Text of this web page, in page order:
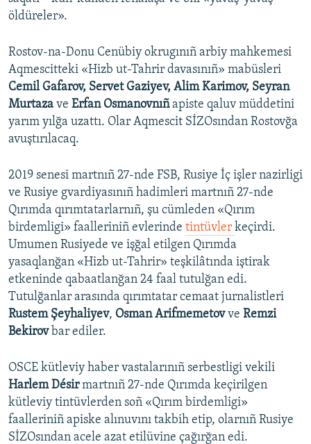
öldüreler».
Rostov-na-Donu Cenübiy okrugınıñ arbiy mahkemesi
Aqmescitteki «Hizb ut-Tahrir davasınıñ» mabüsleri
Cemil Gafarov, Servet Gaziyev, Alim Karimov, Seyran
Murtaza ve Erfan Osmanovnıñapiste qaluv müddetini
yarım yılğa uzattı. Olar Aqmescit SİZOsından Rostovğa
avuştırılacaq.
2019 senesi martnıñ 27-nde FSB, Rusiye İç işler nazirligi
ve Rusiye gvardiyasınıñ hadimleri martnıñ 27-nde
Qırımda qırımtatarlarnıñ, şu cümleden «Qırım
birdemligi» faalleriniñ evlerinde tintüvler keçirdi.
Umumen Rusiyede ve işğal etilgen Qırımda
yasaqlanğan «Hizb ut-Tahrir» teşkilâtında iştirak
etkeninde qabaatlanğan 24 faal tutulğan edi.
Tutulğanlar arasında qırımtatar cemaat jurnalistleri
Rustem Şeyhaliyev, Osman Arifmemetovve Remzi
Bekirovbar ediler.
OSCE kütleviy haber vastalarınıñ serbestligi vekili
Harlem Désirmartnıñ 27-nde Qırımda keçirilgen
kütleviy tintüvlerden soñ «Qırım birdemligi»
faalleriniñ apiske alınuvını takbih etip, olarnıñ Rusiye
SİZOsından acele azat etilüvine çağırğan edi.